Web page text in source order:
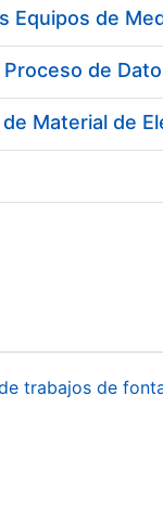
trabajos de